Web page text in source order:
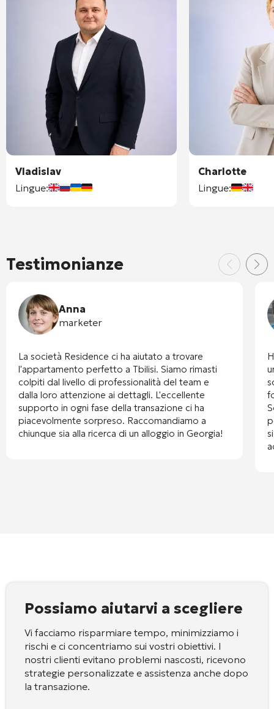
Vladislav
Lingue:
Charlotte
Lingue:
Testimonianze
Anna
marketer
La società Residence ci ha aiutato a trovare
l'appartamento perfetto a Tbilisi. Siamo rimasti
colpiti dal livello di professionalità del team e
dalla loro attenzione ai dettagli. L'eccellente
supporto in ogni fase della transazione ci ha
piacevolmente sorpreso. Raccomandiamo a
chiunque sia alla ricerca di un alloggio in Georgia!
Possiamo aiutarvi a scegliere
Vi facciamo risparmiare tempo, minimizziamo i
rischi e ci concentriamo sui vostri obiettivi. I
nostri clienti evitano problemi nascosti, ricevono
strategie personalizzate e assistenza anche dopo
la transazione.